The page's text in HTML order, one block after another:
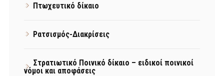
Πτωχευτικό δίκαιο
Ρατσισμός-Διακρίσεις
Στρατιωτικό Ποινικό δίκαιο – ειδικοί ποινικοί
νόμοι και αποφάσεις